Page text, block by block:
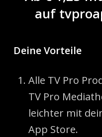
auf
Deine Vorteile
Alle TV Pro
TV Pro
leichter mit
App Store.